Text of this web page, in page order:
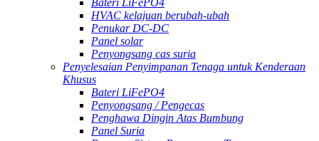
Bateri LiFePO4
HVAC kelajuan berubah-ubah
Penukar DC-DC
Panel solar
Penyongsang cas suria
Penyelesaian Penyimpanan Tenaga untuk Kenderaan
Khusus
Bateri LiFePO4
Penyongsang / Pengecas
Penghawa Dingin Atas Bumbung
Panel Suria